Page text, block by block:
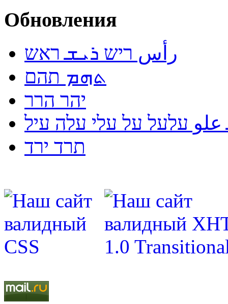
Обновления
رأس ריש ܪܝܫ ראש
ܬܗܡ תהם
יהר הרר
עלעל על עלי עלה עיל
תרד ירד